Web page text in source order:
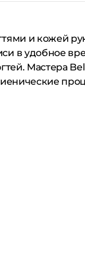
и кожей
в удобное
Мастера